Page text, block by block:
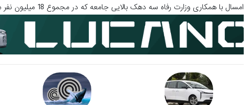
امسال با همکاری وزارت رفاه سه دهک بالایی جامعه که در مجموع 18 میلیون نفر می‌شوند از مجموعه یارانه‌بگیران حذف خواهند گردید.انتهای پیام/